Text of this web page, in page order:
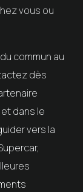
vous ou
commun au
dès
dans le
vers la